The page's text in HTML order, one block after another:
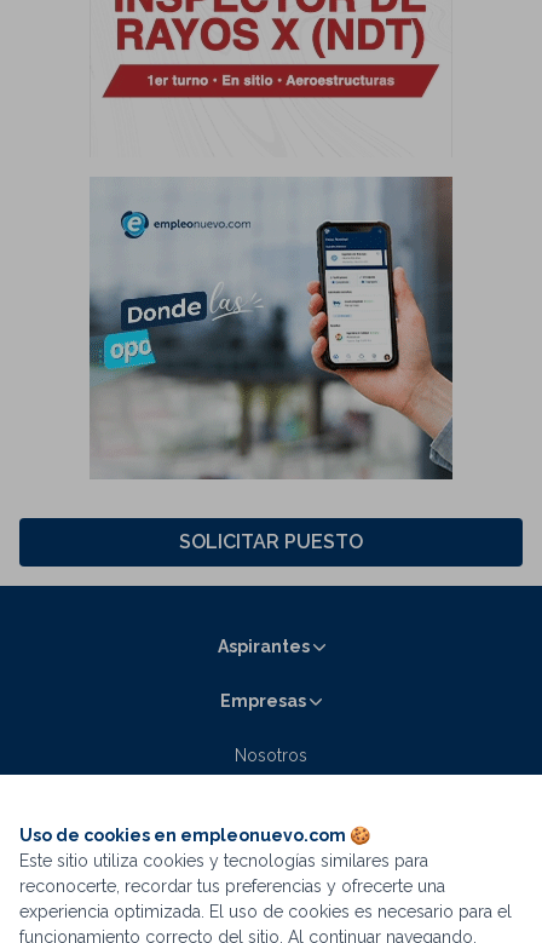
SOLICITAR PUESTO
Aspirantes
Empresas
Nosotros
Blog empleonuevo.com
Uso de cookies en empleonuevo.com 🍪
Este sitio utiliza cookies y tecnologías similares para
reconocerte, recordar tus preferencias y ofrecerte una
experiencia optimizada. El uso de cookies es necesario para el
funcionamiento correcto del sitio. Al continuar navegando,